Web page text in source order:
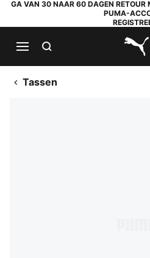
GA VAN 30 NAAR 60 DAGEN RETOUR
PUMA-
Tassen